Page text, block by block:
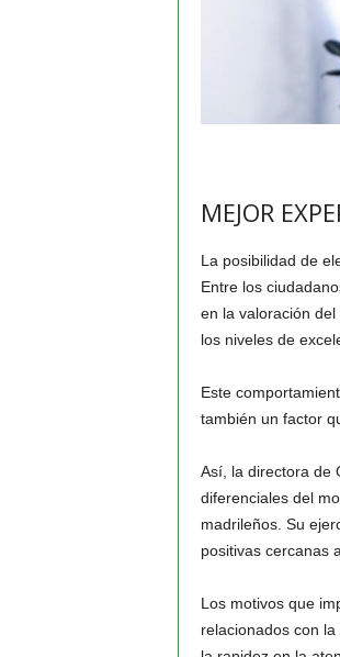
MEJOR
La posibilidad de
Entre los
en la valoración
los niveles de
Este
también un factor
Así, la directora de
diferenciales del
madrileños. Su
positivas cercanas
Los motivos que
relacionados con